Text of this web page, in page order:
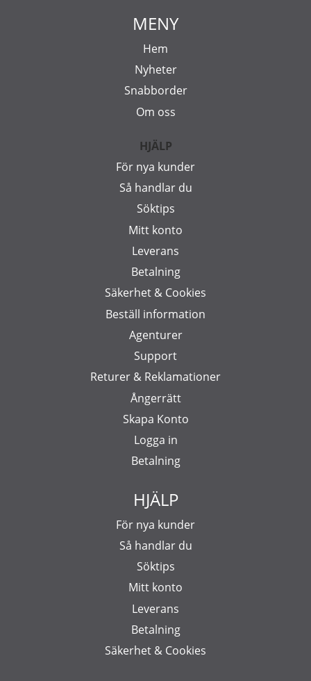
MENY
Hem
Nyheter
Snabborder
Om oss
HJÄLP
För nya kunder
Så handlar du
Söktips
Mitt konto
Leverans
Betalning
Säkerhet & Cookies
Beställ information
Agenturer
Support
Returer & Reklamationer
Ångerrätt
Skapa Konto
Logga in
Betalning
HJÄLP
För nya kunder
Så handlar du
Söktips
Mitt konto
Leverans
Betalning
Säkerhet & Cookies